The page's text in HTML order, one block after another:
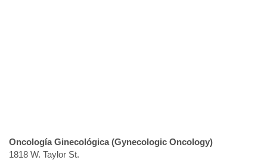
Oncología Ginecológica (Gynecologic Oncology)
1818 W. Taylor St.